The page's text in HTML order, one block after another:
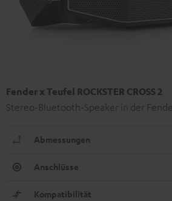
Fender x Teufel ROCKSTER CROSS 2
Stereo-Bluetooth-Speaker in der
Abmessungen
Anschlüsse
Kompatibilität